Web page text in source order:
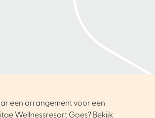
een arrangement voor een
Wellnessresort Goes? Bekijk